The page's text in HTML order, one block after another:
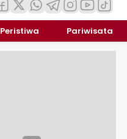
Peristiwa Pariwisata